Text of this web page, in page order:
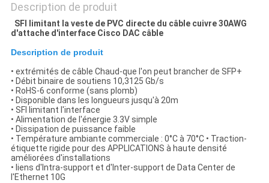
POLITIQUE
DE
CONFIDENTIALITÉ
Description de produit
SFI limitant la veste de PVC directe du câble cuivre 30AWG
d'attache d'interface Cisco DAC câble
Description de produit
• extrémités de câble Chaud-que l'on peut brancher de SFP+
• Débit binaire de soutiens 10,3125 Gb/s
• RoHS-6 conforme (sans plomb)
• Disponible dans les longueurs jusqu'à 20m
• SFI limitant l'interface
• Alimentation de l'énergie 3.3V simple
• Dissipation de puissance faible
• Température ambiante commerciale : 0°C à 70°C • Traction-
étiquette rigide pour des APPLICATIONS à haute densité
améliorées d'installations
• liens d'Intra-support et d'Inter-support de Data Center de
l'Ethernet 10G